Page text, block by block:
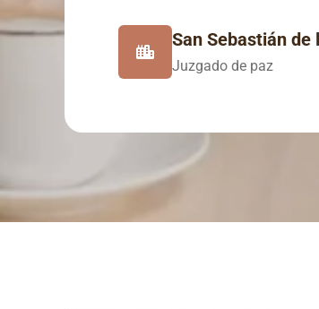
San Sebastián de
Juzgado de paz